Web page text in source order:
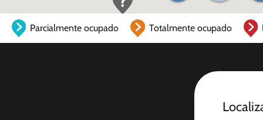
Parcialmente ocupado Totalmente ocupado